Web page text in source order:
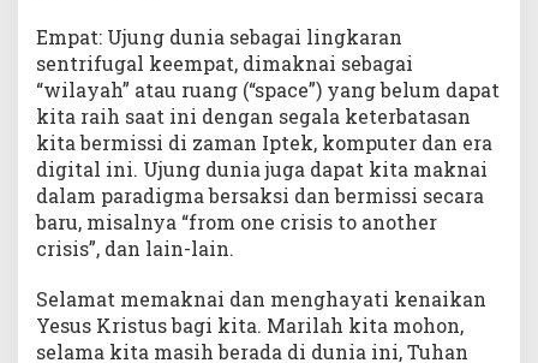
Empat: Ujung dunia sebagai lingkaran
sentrifugal keempat, dimaknai sebagai
“wilayah” atau ruang (“space”) yang belum dapat
kita raih saat ini dengan segala keterbatasan
kita bermissi di zaman Iptek, komputer dan era
digital ini. Ujung dunia juga dapat kita maknai
dalam paradigma bersaksi dan bermissi secara
baru, misalnya “from one crisis to another
crisis”, dan lain-lain.
Selamat memaknai dan menghayati kenaikan
Yesus Kristus bagi kita. Marilah kita mohon,
selama kita masih berada di dunia ini, Tuhan